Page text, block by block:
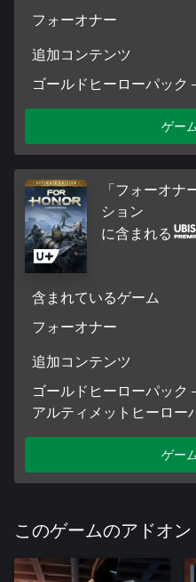
フォーオナー
追加コンテンツ
ゴールドヒーローパック
ゲー
「フォーオナ
ション
に含まれる
含まれているゲーム
フォーオナー
追加コンテンツ
ゴールドヒーローパック
アルティメットヒーロー
ゲー
このゲームのアドオン